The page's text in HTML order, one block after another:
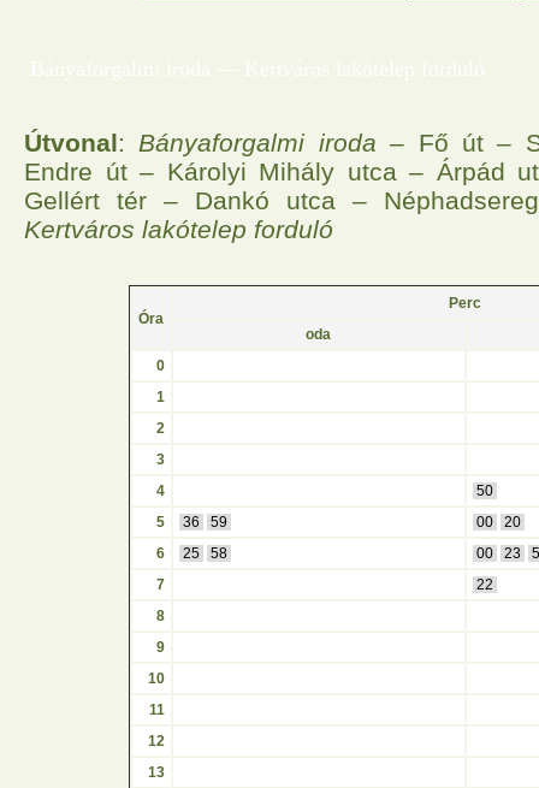
Útvonal: Bányaforgalmi iroda – Fő út –
Endre út – Károlyi Mihály utca – Árpád
Gellért tér – Dankó utca –
Kertváros lakótelep forduló
Óra
Perc
oda
0
1
2
3
4
50
5
36 59 00
20
6
25 58 00 23
7
22
8
9
10
11
12
13